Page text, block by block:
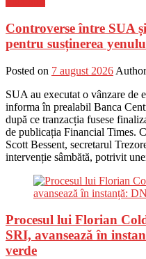
Controverse între SUA
pentru susținerea
Posted on 7 august 2026 Author
SUA au executat o vânzare de
informa în prealabil Banca
după ce tranzacția fusese
de publicația Financial Times.
Scott Bessent, secretarul
intervenție sâmbătă, potrivit
Procesul lui Florian
SRI, avansează în
verde